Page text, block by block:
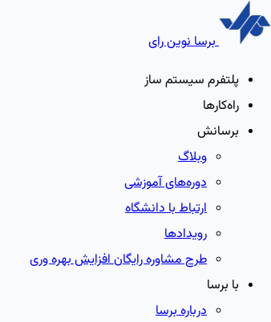
برسا نوین رای
پلتفرم سیستم ساز
راه‌کارها
برسانش
وبلاگ
دوره‌های آموزشی
ارتباط با دانشگاه
رویدادها
طرح مشاوره رایگان افزایش بهره وری
با برسا
درباره برسا